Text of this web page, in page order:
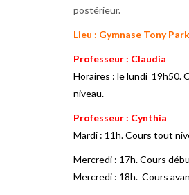
postérieur.
Lieu : Gymnase Tony
Professeur : Claudia
Horaires : le lundi 19h50.
niveau.
Professeur : Cynthia
Mardi : 11h. Cours tout
Mercredi : 17h. Cours
Mercredi : 18h. Cours